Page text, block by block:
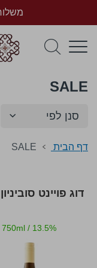
SALE
סנן לפי
דף הבית SALE
דוג פויינט
750ml / 13.5%